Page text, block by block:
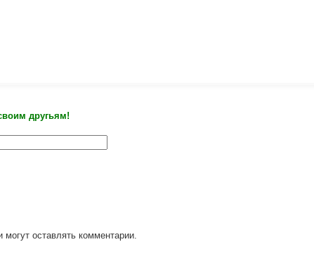
другьям!
могут оставлять комментарии.